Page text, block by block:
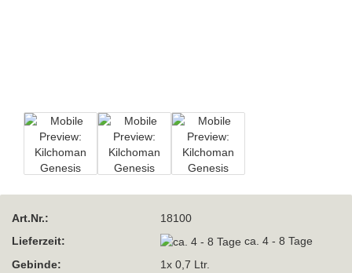
Art.Nr.:
18100
Lieferzeit:
ca. 4 - 8 Tage
Gebinde:
1x 0,7 Ltr.